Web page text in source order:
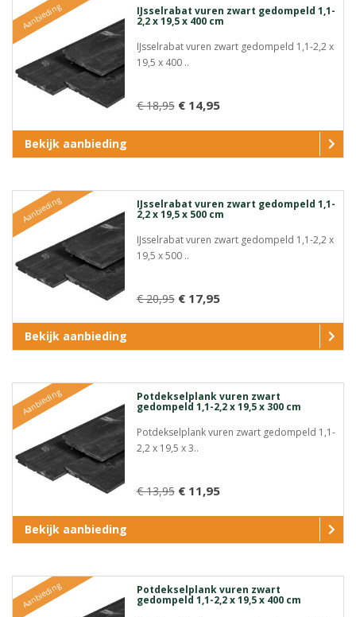
Aanbieding IJsselrabat vuren zwart gedompeld 1,1-
2,2 x 19,5 x 400 cm
IJsselrabat vuren zwart gedompeld 1,1-2,2 x
19,5 x 400 ..
€ 18,95 € 14,95
Bekijk aanbieding
Aanbieding IJsselrabat vuren zwart gedompeld 1,1-
2,2 x 19,5 x 500 cm
IJsselrabat vuren zwart gedompeld 1,1-2,2 x
19,5 x 500 ..
€ 20,95 € 17,95
Bekijk aanbieding
Aanbieding Potdekselplank vuren zwart
gedompeld 1,1-2,2 x 19,5 x 300 cm
Potdekselplank vuren zwart gedompeld 1,1-
2,2 x 19,5 x 3..
€ 13,95 € 11,95
Bekijk aanbieding
Aanbieding Potdekselplank vuren zwart
gedompeld 1,1-2,2 x 19,5 x 400 cm